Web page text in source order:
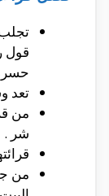
قول
تعد
من
شر .
من